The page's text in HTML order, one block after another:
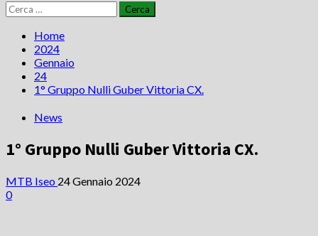
Ricerca
per:
Home
2024
Gennaio
24
1° Gruppo Nulli Guber Vittoria CX.
News
1° Gruppo Nulli Guber Vittoria CX.
MTB Iseo 24 Gennaio 2024
0